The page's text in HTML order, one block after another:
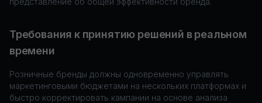
Требования к принятию решений в реальном
времени
Розничные бренды должны одновременно управлять
маркетинговыми бюджетами на нескольких платформах и
быстро корректировать кампании на основе анализа